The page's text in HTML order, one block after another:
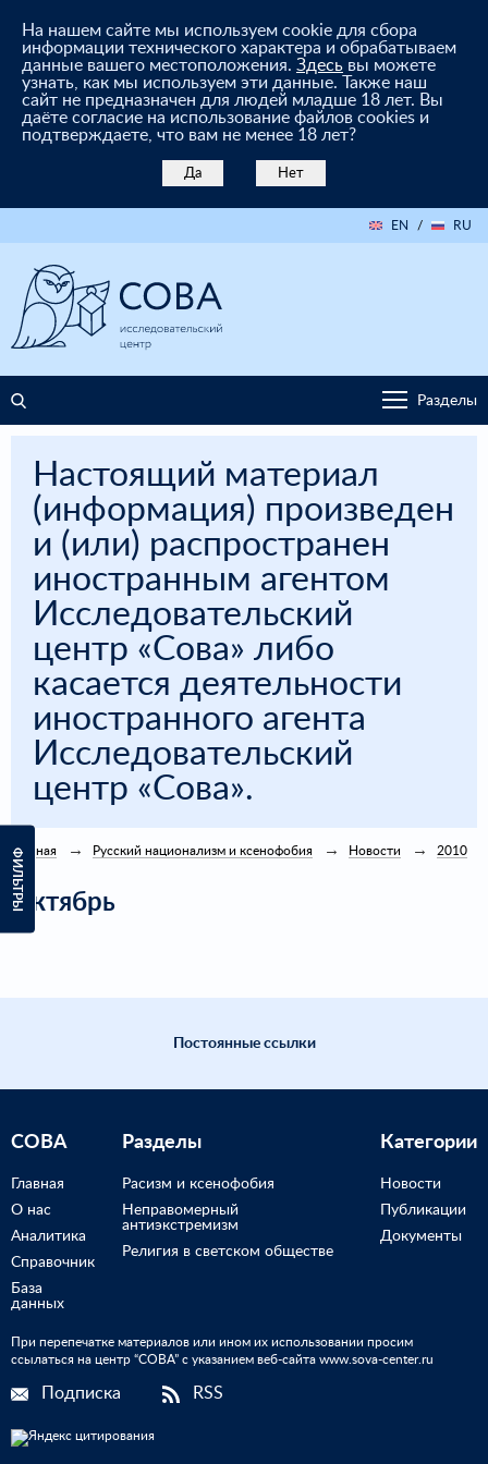
На нашем сайте мы используем cookie для сбора
информации технического характера и обрабатываем
данные вашего местоположения. Здесь вы можете
узнать, как мы используем эти данные. Также наш
сайт не предназначен для людей младше 18 лет. Вы
даёте согласие на использование файлов cookies и
подтверждаете, что вам не менее 18 лет?
Да Нет
EN / RU
Разделы
Настоящий материал
(информация) произведен
и (или) распространен
иностранным агентом
Исследовательский
центр «Сова» либо
касается деятельности
иностранного агента
Исследовательский
центр «Сова».
ФИЛЬТРЫ
Главная Русский национализм и ксенофобия Новости 2010
Октябрь
Постоянные ссылки
СОВА
Главная
О нас
Аналитика
Справочник
База
данных
Разделы
Расизм и ксенофобия
Неправомерный
антиэкстремизм
Религия в светском обществе
Категории
Новости
Публикации
Документы
При перепечатке материалов или ином их использовании просим
ссылаться на центр “СОВА” с указанием веб-сайта www.sova-center.ru
Подписка RSS